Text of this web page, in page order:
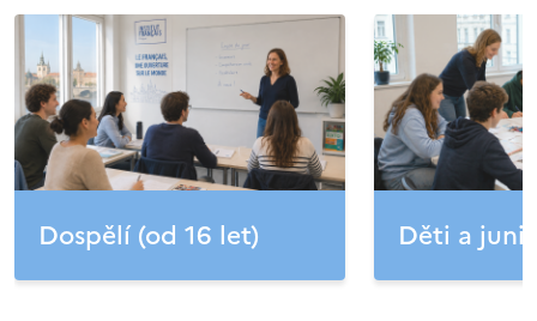
Dospělí (od 16 let) Děti a